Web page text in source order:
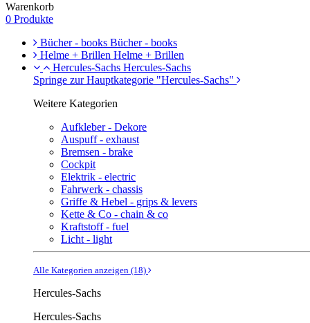
Warenkorb
0 Produkte
Bücher - books Bücher - books
Helme + Brillen Helme + Brillen
Hercules-Sachs Hercules-Sachs
Springe zur Hauptkategorie "Hercules-Sachs"
Weitere Kategorien
Aufkleber - Dekore
Auspuff - exhaust
Bremsen - brake
Cockpit
Elektrik - electric
Fahrwerk - chassis
Griffe & Hebel - grips & levers
Kette & Co - chain & co
Kraftstoff - fuel
Licht - light
Alle Kategorien anzeigen (18)
Hercules-Sachs
Hercules-Sachs